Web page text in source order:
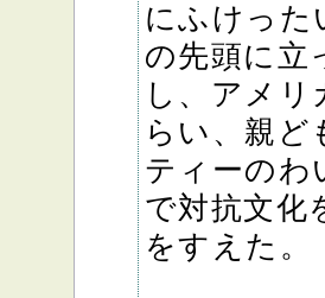
にふけった
の先頭に立
し、アメリ
らい、親ど
ティーのわ
で対抗文化
をすえた。